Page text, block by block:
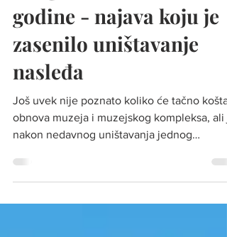
Beogradu do 2027.
godine - najava koju je
zasenilo uništavanje
nasleđa
Još uvek nije poznato koliko će tačno
obnova muzeja i muzejskog kompleksa, ali
nakon nedavnog uništavanja jednog